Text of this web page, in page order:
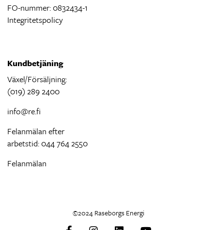
FO-nummer: 0832434-1
Integritetspolicy
Kundbetjäning
Växel/Försäljning:
(019) 289 2400
info@re.fi
Felanmälan efter
arbetstid: 044 764 2550
Felanmälan
©2024 Raseborgs Energi